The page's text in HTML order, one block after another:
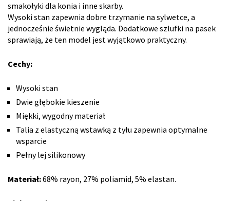
smakołyki dla konia i inne skarby.
Wysoki stan zapewnia dobre trzymanie na sylwetce, a
jednocześnie świetnie wygląda. Dodatkowe szlufki na pasek
sprawiają, że ten model jest wyjątkowo praktyczny.
Cechy:
Wysoki stan
Dwie głębokie kieszenie
Miękki, wygodny materiał
Talia z elastyczną wstawką z tyłu zapewnia optymalne
wsparcie
Pełny lej silikonowy
Materiał:68% rayon, 27% poliamid, 5% elastan.